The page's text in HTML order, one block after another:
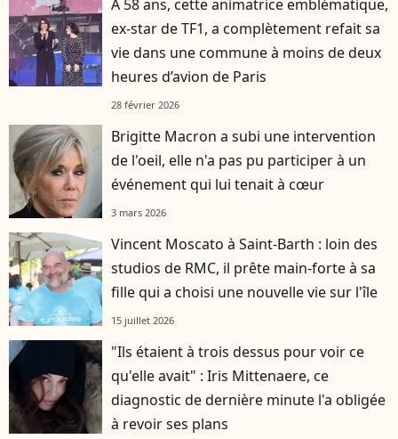
À 58 ans, cette animatrice emblématique,
ex-star de TF1, a complètement refait sa
vie dans une commune à moins de deux
heures d’avion de Paris
28 février 2026
Brigitte Macron a subi une intervention
de l'oeil, elle n'a pas pu participer à un
événement qui lui tenait à cœur
3 mars 2026
Vincent Moscato à Saint-Barth : loin des
studios de RMC, il prête main-forte à sa
fille qui a choisi une nouvelle vie sur l'île
15 juillet 2026
"Ils étaient à trois dessus pour voir ce
qu'elle avait" : Iris Mittenaere, ce
diagnostic de dernière minute l'a obligée
à revoir ses plans